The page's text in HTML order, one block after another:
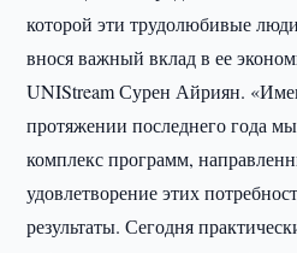
которой эти трудолюбивые
внося важный вклад в ее
UNIStream Сурен Айриян.
протяжении последнего года
комплекс программ,
удовлетворение этих
результаты. Сегодня